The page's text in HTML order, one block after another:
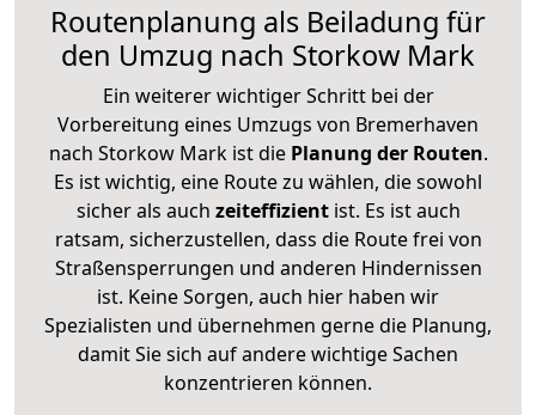
Routenplanung als Beiladung für
den Umzug nach Storkow Mark
Ein weiterer wichtiger Schritt bei der
Vorbereitung eines Umzugs von Bremerhaven
nach Storkow Mark ist diePlanung der Routen.
Es ist wichtig, eine Route zu wählen, die sowohl
sicher als auch zeiteffizientist. Es ist auch
ratsam, sicherzustellen, dass die Route frei von
Straßensperrungen und anderen Hindernissen
ist. Keine Sorgen, auch hier haben wir
Spezialisten und übernehmen gerne die Planung,
damit Sie sich auf andere wichtige Sachen
konzentrieren können.